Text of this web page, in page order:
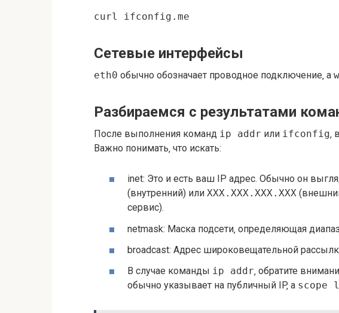
curl ifconfig.me
Сетевые интерфейсы
eth0 обычно обозначает проводное подключение‚ а
Разбираемся с результатами
После выполнения команд ip addr или ifconfig‚
Важно понимать‚ что искать:
inet: Это и есть ваш IP адрес. Обычно он
(внутренний) или XXX.XXX.XXX.XXX
сервис).
netmask: Маска подсети‚ определяющая
broadcast: Адрес широковещательной
В случае команды ip addr‚ обратите
обычно указывает на публичный IP‚ а scope